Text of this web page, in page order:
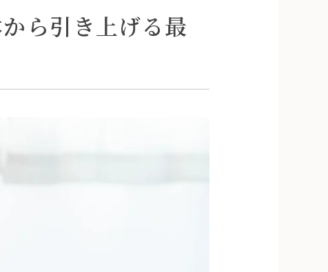
ら引き上げる最